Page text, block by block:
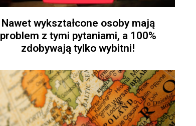
Nawet wykształcone osoby mają
problem z tymi pytaniami, a 100%
zdobywają tylko wybitni!